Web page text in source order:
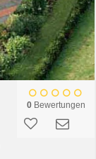
0Bewertungen